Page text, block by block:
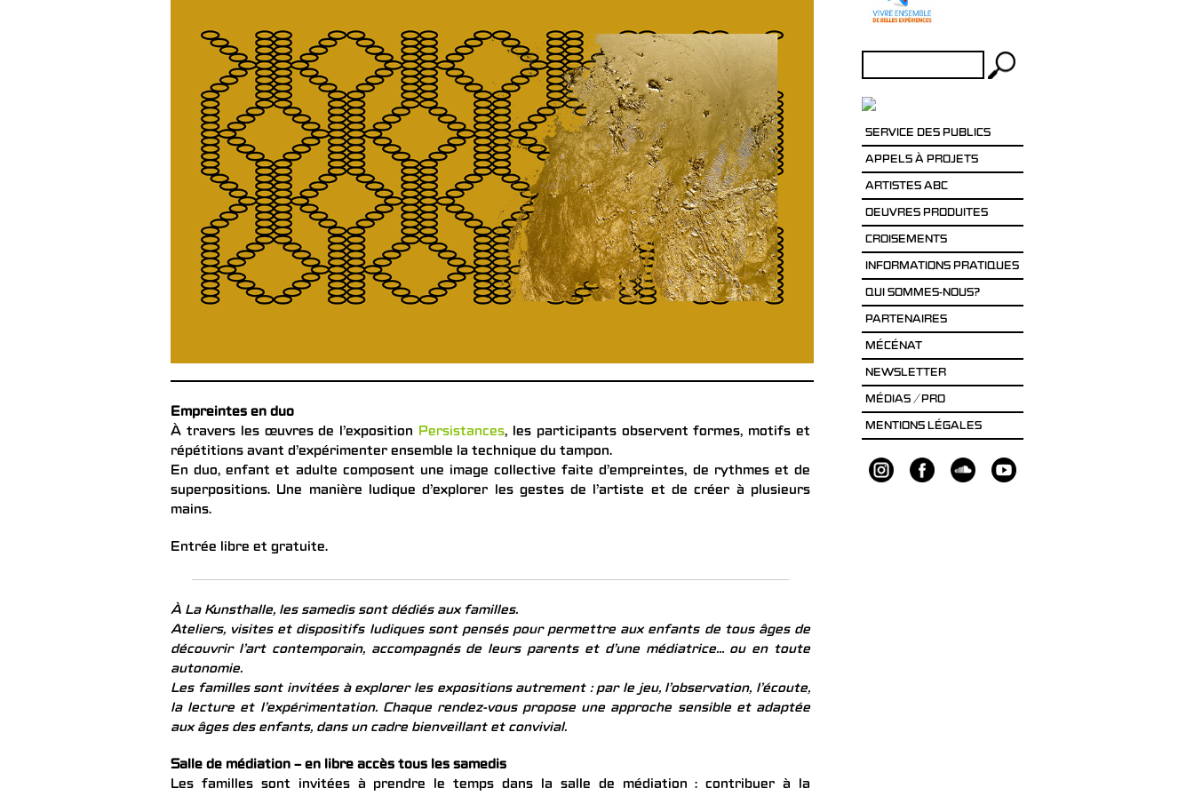
Empreintes en duo
À travers les œuvres de l’exposition Persistances, les participants observent formes, motifs et
répétitions avant d’expérimenter ensemble la technique du tampon.
En duo, enfant et adulte composent une image collective faite d’empreintes, de rythmes et de
superpositions. Une manière ludique d’explorer les gestes de l’artiste et de créer à plusieurs
mains.
Entrée libre et gratuite.
À La Kunsthalle, les samedis sont dédiés aux familles.
Ateliers, visites et dispositifs ludiques sont pensés pour permettre aux enfants de tous âges de
découvrir l’art contemporain, accompagnés de leurs parents et d’une médiatrice… ou en toute
autonomie.
Les familles sont invitées à explorer les expositions autrement : par le jeu, l’observation, l’écoute,
la lecture et l’expérimentation. Chaque rendez-vous propose une approche sensible et adaptée
aux âges des enfants, dans un cadre bienveillant et convivial.
Salle de médiation – en libre accès tous les samedis
Les familles sont invitées à prendre le temps dans la salle de médiation : contribuer à la
SERVICE DES PUBLICS
APPELS À PROJETS
ARTISTES ABC
OEUVRES PRODUITES
CROISEMENTS
INFORMATIONS PRATIQUES
QUI SOMMES-NOUS?
PARTENAIRES
MÉCÉNAT
NEWSLETTER
MÉDIAS / PRO
MENTIONS LÉGALES